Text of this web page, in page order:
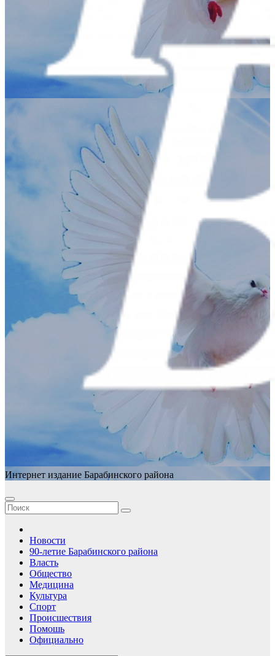
Интернет издание Барабинского района
Новости
90-летие Барабинского района
Власть
Общество
Медицина
Культура
Спорт
Происшествия
Помошь
Официально